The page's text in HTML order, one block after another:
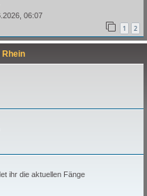
06:07
1 2
Rhein
ihr die aktuellen Fänge